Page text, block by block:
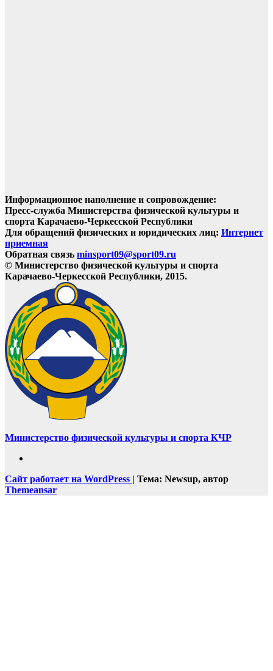
Информационное наполнение и сопровождение:
Пресс-служба Министерства физической культуры и
спорта Карачаево-Черкесской Республики
Для обращений физических и юридических лиц: Интернет
приемная
Обратная связь minsport09@sport09.ru
© Министерство физической культуры и спорта
Карачаево-Черкесской Республики, 2015.
Министерство физической культуры и спорта КЧР
Сайт работает на WordPress | Тема: Newsup, автор
Themeansar